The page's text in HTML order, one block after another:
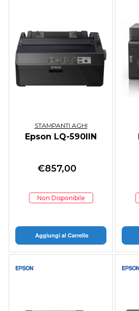
STAMPANTI AGHI
Epson LQ-590IIN
€857,00
Non Disponibile
Aggiungi al Carrello